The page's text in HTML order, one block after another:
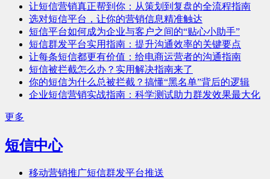
让短信营销真正帮到你：从策划到复盘的全流程指南
选对短信平台，让你的营销信息精准触达
短信平台如何成为企业与客户之间的“贴心小助手”
短信群发平台实用指南：提升沟通效率的关键要点
让每条短信都更有价值：给电商运营者的沟通指南
短信被拦截怎么办？实用解决指南来了
你的短信为什么总被拦截？搞懂“黑名单”背后的逻辑
企业短信营销实战指南：科学测试助力群发效果最大化
更多
短信中心
移动营销推广短信群发平台推送